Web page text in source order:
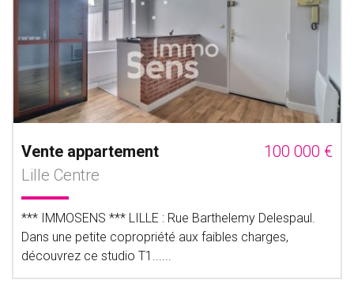
Vente appartement
100 000 €
Lille Centre
*** IMMOSENS *** LILLE : Rue Barthelemy Delespaul.
Dans une petite copropriété aux faibles charges,
découvrez ce studio T1......